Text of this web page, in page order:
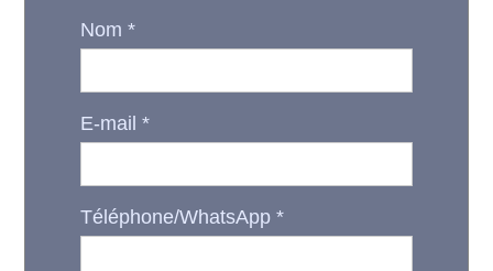
Nom*
E-mail*
Téléphone/WhatsApp*